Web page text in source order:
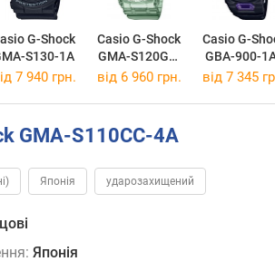
G-Shock
S130-1A
Casio G-Shock
GMA-S120GS-
3A
Casio G-
GBA-900-
7 940 грн. від 6 960 грн. від 7 345
GMA-S110CC-4A
Японія ударозахищений
Японія